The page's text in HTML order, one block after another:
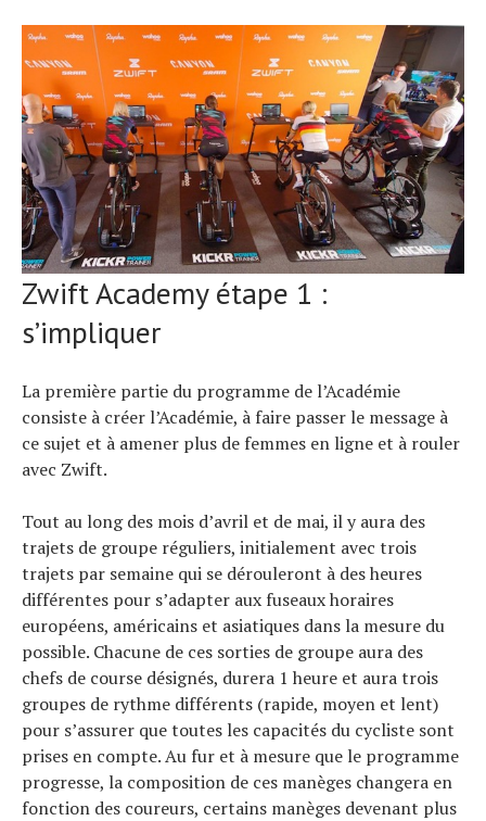
Zwift Academy étape 1 :
s’impliquer
La première partie du programme de l’Académie
consiste à créer l’Académie, à faire passer le message à
ce sujet et à amener plus de femmes en ligne et à rouler
avec Zwift.
Tout au long des mois d’avril et de mai, il y aura des
trajets de groupe réguliers, initialement avec trois
trajets par semaine qui se dérouleront à des heures
différentes pour s’adapter aux fuseaux horaires
européens, américains et asiatiques dans la mesure du
possible. Chacune de ces sorties de groupe aura des
chefs de course désignés, durera 1 heure et aura trois
groupes de rythme différents (rapide, moyen et lent)
pour s’assurer que toutes les capacités du cycliste sont
prises en compte. Au fur et à mesure que le programme
progresse, la composition de ces manèges changera en
fonction des coureurs, certains manèges devenant plus